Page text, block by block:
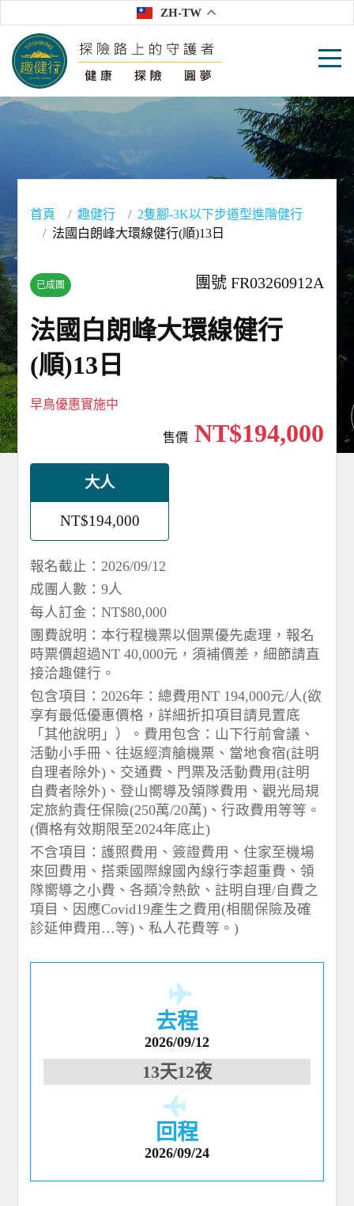
ZH-TW
首頁 趣健行
2隻腳-3K以下步道型進階健行
法國白朗峰大環線健行(順)13日
已成團 團號 FR03260912A
法國白朗峰大環線健行
(順)13日
早鳥優惠實施中
售價NT$194,000
大人
NT$194,000
報名截止：2026/09/12
成團人數：9人
每人訂金：NT$80,000
團費說明：本行程機票以個票優先處理，報名
時票價超過NT 40,000元，須補價差，細節請直
接洽趣健行。
包含項目：2026年：總費用NT 194,000元/人(欲
享有最低優惠價格，詳細折扣項目請見置底
「其他說明」）。費用包含：山下行前會議、
活動小手冊、往返經濟艙機票、當地食宿(註明
自理者除外)、交通費、門票及活動費用(註明
自費者除外)、登山嚮導及領隊費用、觀光局規
定旅約責任保險(250萬/20萬)、行政費用等等。
(價格有效期限至2024年底止)
不含項目：護照費用、簽證費用、住家至機場
來回費用、搭乘國際線國內線行李超重費、領
隊嚮導之小費、各類冷熱飲、註明自理/自費之
項目、因應Covid19產生之費用(相關保險及確
診延伸費用…等)、私人花費等。)
去程
2026/09/12
13天12夜
回程
2026/09/24